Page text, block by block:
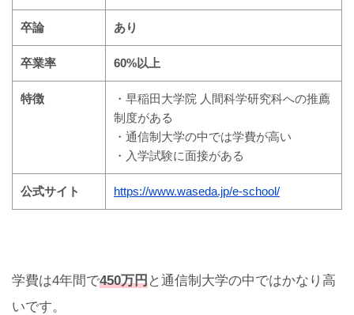
卒論 あり
卒業率 60%以上
特徴
・早稲田大学院 人間科学研究科への推薦
制度がある
・通信制大学の中では学費が高い
・入学試験に面接がある
公式サイト https://www.waseda.jp/e-school/
学費は4年間で450万円と通信制大学の中ではかなり高
いです。